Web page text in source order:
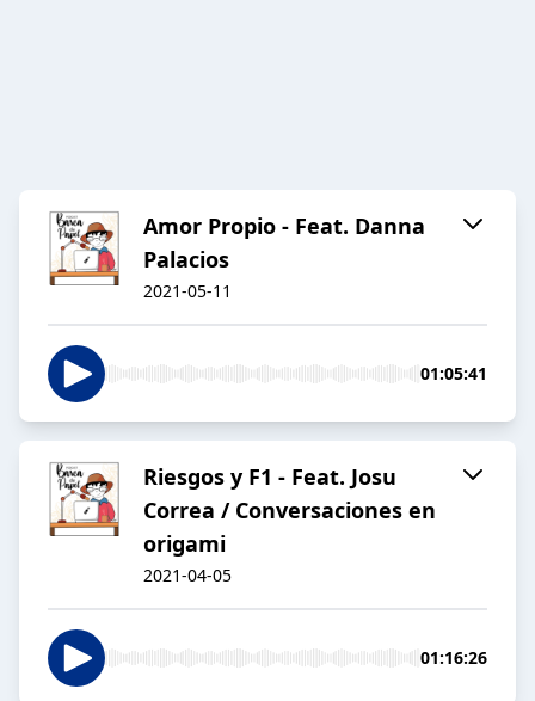
Amor Propio - Feat. Danna
Palacios
2021-05-11
01:05:41
Riesgos y F1 - Feat. Josu
Correa / Conversaciones en
origami
2021-04-05
01:16:26